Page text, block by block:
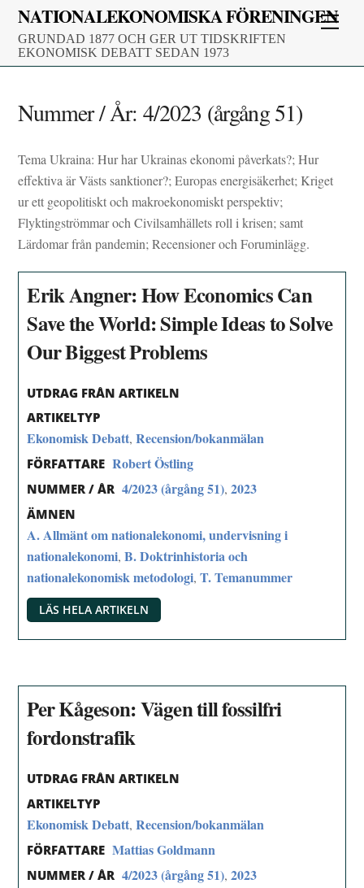
Skip
content
NATIONALEKONOMISKA FÖRENINGEN
GRUNDAD 1877 OCH GER UT TIDSKRIFTEN
EKONOMISK DEBATT SEDAN 1973
Nummer / År: 4/2023 (årgång 51)
Tema Ukraina: Hur har Ukrainas ekonomi påverkats?; Hur
effektiva är Västs sanktioner?; Europas energisäkerhet; Kriget
ur ett geopolitiskt och makroekonomiskt perspektiv;
Flyktingströmmar och Civilsamhällets roll i krisen; samt
Lärdomar från pandemin; Recensioner och Foruminlägg.
Erik Angner: How Economics Can
Save the World: Simple Ideas to Solve
Our Biggest Problems
UTDRAG FRÅN ARTIKELN
ARTIKELTYP
Ekonomisk Debatt,Recension/bokanmälan
FÖRFATTARE Robert Östling
NUMMER / ÅR 4/2023 (årgång 51),2023
ÄMNEN
A. Allmänt om nationalekonomi, undervisning i
nationalekonomi,B. Doktrinhistoria och
nationalekonomisk metodologi,T. Temanummer
LÄS HELA ARTIKELN
Per Kågeson: Vägen till fossilfri
fordonstrafik
UTDRAG FRÅN ARTIKELN
ARTIKELTYP
Ekonomisk Debatt,Recension/bokanmälan
FÖRFATTARE Mattias Goldmann
NUMMER / ÅR 4/2023 (årgång 51),2023